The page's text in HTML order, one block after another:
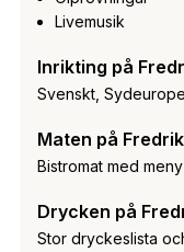
Livemusik
Inrikting på
Svenskt,
Maten på
Bistromat med
Drycken på
Stor dryckeslista